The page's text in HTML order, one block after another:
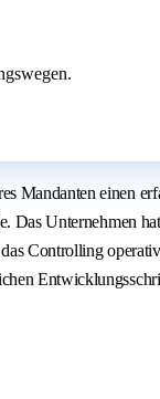
Mandanten einen
Das Unternehmen
Controlling